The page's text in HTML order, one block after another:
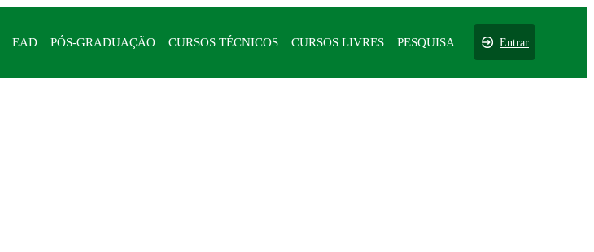
EAD PÓS-GRADUAÇÃO CURSOS TÉCNICOS CURSOS LIVRES PESQUISA Entrar